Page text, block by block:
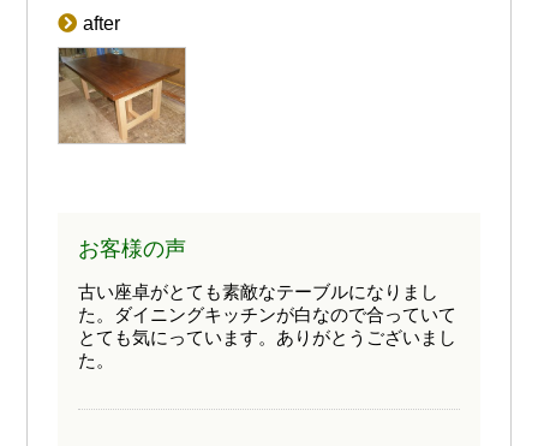
after
お客様の声
古い座卓がとても素敵なテーブルになりまし
た。ダイニングキッチンが白なので合っていて
とても気にっています。ありがとうございまし
た。